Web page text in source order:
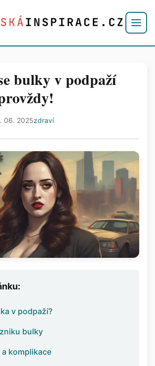
bulky v podpaží
06. 2025zdraví
v podpaží?
bulky
a komplikace